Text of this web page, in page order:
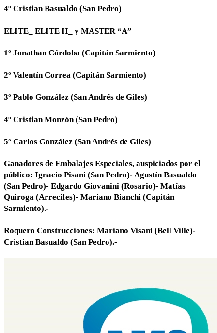
4º Cristian Basualdo (San Pedro)
ELITE_ ELITE II_ y MASTER “A”
1º Jonathan Córdoba (Capitán Sarmiento)
2º Valentín Correa (Capitán Sarmiento)
3º Pablo González (San Andrés de Giles)
4º Cristian Monzón (San Pedro)
5º Carlos González (San Andrés de Giles)
Ganadores de Embalajes Especiales, auspiciados por el
público: Ignacio Pisani (San Pedro)- Agustín Basualdo
(San Pedro)- Edgardo Giovanini (Rosario)- Matías
Quiroga (Arrecifes)- Mariano Bianchi (Capitán
Sarmiento).-
Roquero Construcciones: Mariano Visani (Bell Ville)-
Cristian Basualdo (San Pedro).-